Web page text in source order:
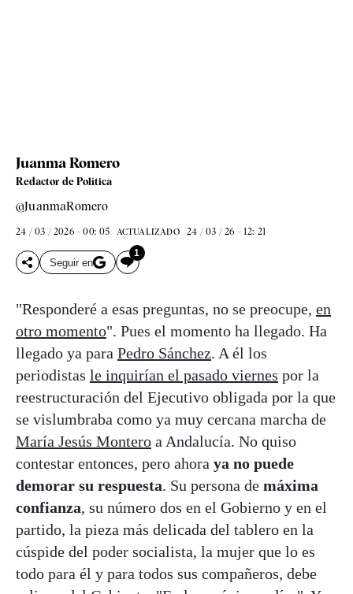
Juanma Romero
Redactor de Política
@JuanmaRomero
24 / 03 / 2026 - 00: 05 ACTUALIZADO 24 / 03 / 26 - 12: 21
Seguir en
1
"Responderé a esas preguntas, no se preocupe, en
otro momento". Pues el momento ha llegado. Ha
llegado ya para Pedro Sánchez. A él los
periodistas le inquirían el pasado viernes por la
reestructuración del Ejecutivo obligada por la que
se vislumbraba como ya muy cercana marcha de
María Jesús Montero a Andalucía. No quiso
contestar entonces, pero ahora ya no puede
demorar su respuesta. Su persona de máxima
confianza, su número dos en el Gobierno y en el
partido, la pieza más delicada del tablero en la
cúspide del poder socialista, la mujer que lo es
todo para él y para todos sus compañeros, debe